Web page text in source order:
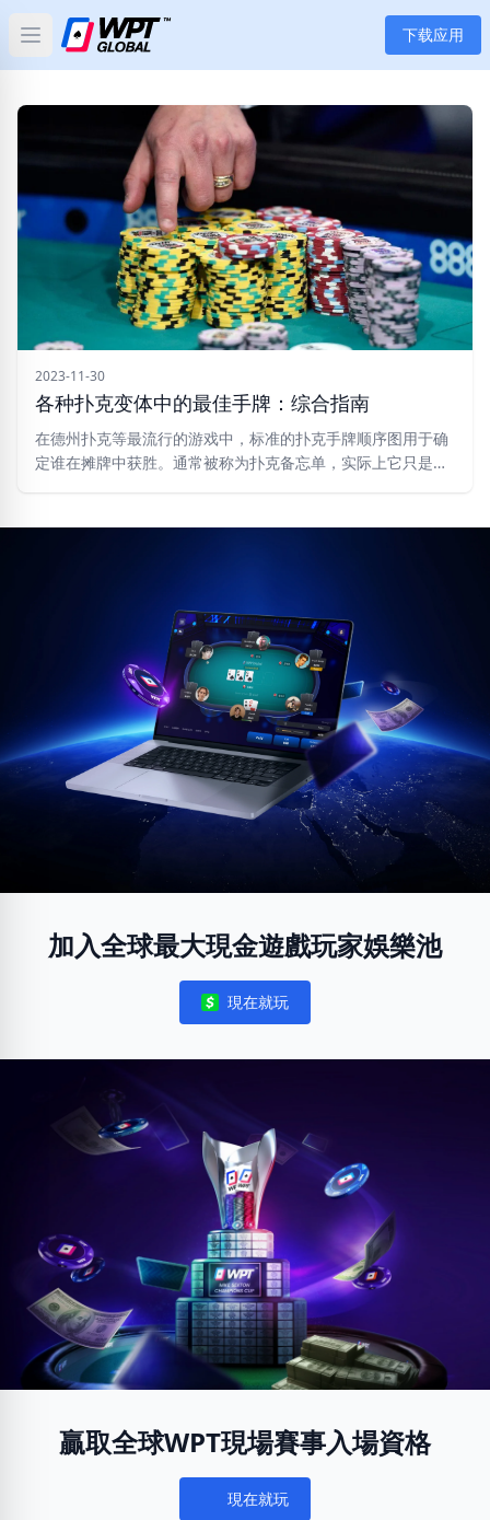
Open main menu 下载应用
新闻
文章
扑克
应用
分类
2023-11-30
各种扑克变体中的最佳手牌：综合指南
在德州扑克等最流行的游戏中，标准的扑克手牌顺序图用于确
定谁在摊牌中获胜。通常被称为扑克备忘单，实际上它只是概
加入全球最大現金遊戲玩家娛樂池
Notifications
現在就玩
贏取全球WPT現場賽事入場資格
Notifications
現在就玩